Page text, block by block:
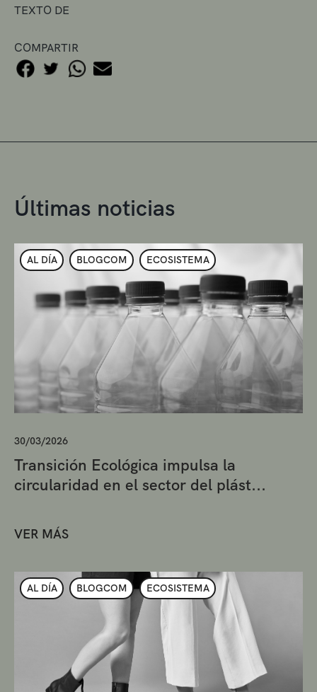
TEXTO DE
COMPARTIR
Últimas noticias
AL DÍA BLOGCOM ECOSISTEMA
30/03/2026
Transición Ecológica impulsa la
circularidad en el sector del plást...
VER MÁS
AL DÍA BLOGCOM ECOSISTEMA